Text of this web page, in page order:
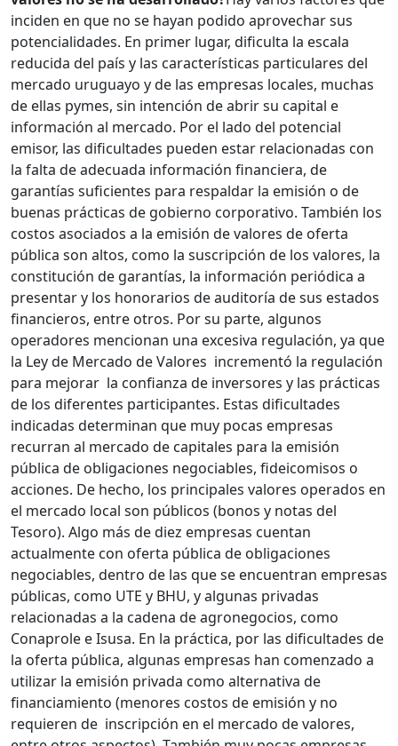
inciden en que no se hayan podido aprovechar sus
potencialidades. En primer lugar, dificulta la escala
reducida del país y las características particulares del
mercado uruguayo y de las empresas locales, muchas
de ellas pymes, sin intención de abrir su capital e
información al mercado. Por el lado del potencial
emisor, las dificultades pueden estar relacionadas con
la falta de adecuada información financiera, de
garantías suficientes para respaldar la emisión o de
buenas prácticas de gobierno corporativo. También los
costos asociados a la emisión de valores de oferta
pública son altos, como la suscripción de los valores, la
constitución de garantías, la información periódica a
presentar y los honorarios de auditoría de sus estados
financieros, entre otros. Por su parte, algunos
operadores mencionan una excesiva regulación, ya que
la Ley de Mercado de Valores incrementó la regulación
para mejorar la confianza de inversores y las prácticas
de los diferentes participantes. Estas dificultades
indicadas determinan que muy pocas empresas
recurran al mercado de capitales para la emisión
pública de obligaciones negociables, fideicomisos o
acciones. De hecho, los principales valores operados en
el mercado local son públicos (bonos y notas del
Tesoro). Algo más de diez empresas cuentan
actualmente con oferta pública de obligaciones
negociables, dentro de las que se encuentran empresas
públicas, como UTE y BHU, y algunas privadas
relacionadas a la cadena de agronegocios, como
Conaprole e Isusa. En la práctica, por las dificultades de
la oferta pública, algunas empresas han comenzado a
utilizar la emisión privada como alternativa de
financiamiento (menores costos de emisión y no
requieren de inscripción en el mercado de valores,